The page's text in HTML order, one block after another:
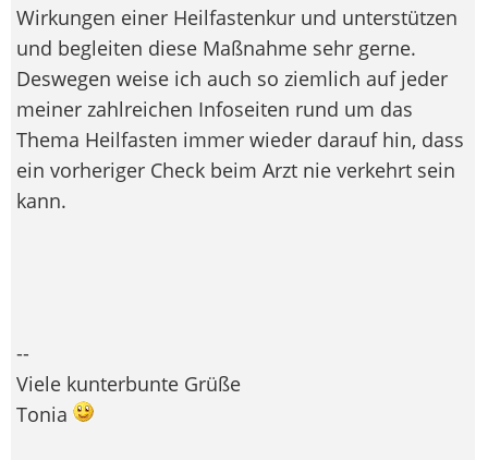
Wirkungen einer Heilfastenkur und unterstützen
und begleiten diese Maßnahme sehr gerne.
Deswegen weise ich auch so ziemlich auf jeder
meiner zahlreichen Infoseiten rund um das
Thema Heilfasten immer wieder darauf hin, dass
ein vorheriger Check beim Arzt nie verkehrt sein
kann.
--
Viele kunterbunte Grüße
Tonia